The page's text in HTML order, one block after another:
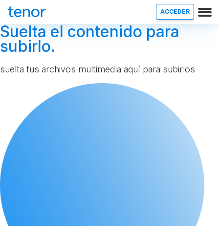
ACCEDER
Suelta el contenido para
subirlo.
suelta tus archivos multimedia aquí para subirlos